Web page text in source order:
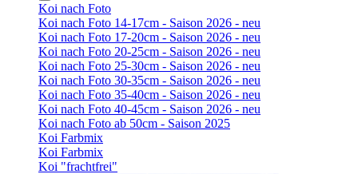
Koi nach Foto
Koi nach Foto 14-17cm - Saison 2026 - neu
Koi nach Foto 17-20cm - Saison 2026 - neu
Koi nach Foto 20-25cm - Saison 2026 - neu
Koi nach Foto 25-30cm - Saison 2026 - neu
Koi nach Foto 30-35cm - Saison 2026 - neu
Koi nach Foto 35-40cm - Saison 2026 - neu
Koi nach Foto 40-45cm - Saison 2026 - neu
Koi nach Foto ab 50cm - Saison 2025
Koi Farbmix
Koi Farbmix
Koi "frachtfrei"